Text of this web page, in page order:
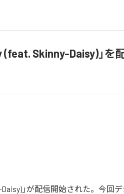
(feat. Skinny-Daisy)」を
Daisy)」が配信開始された。今回